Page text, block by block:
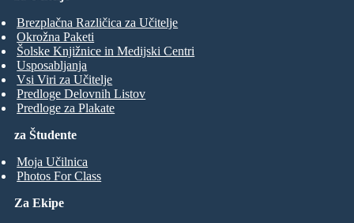
za Študente
Moja Učilnica
Photos For Class
Brezplačna Različica za Učitelje
Okrožna Paketi
Šolske Knjižnice in Medijski Centri
Usposabljanja
Vsi Viri za Učitelje
Predloge Delovnih Listov
Predloge za Plakate
Za Ekipe